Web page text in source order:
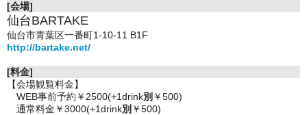
[会場]
仙台BARTAKE
仙台市青葉区一番町1-10-11 B1F
http://bartake.net/
[料金]
【会場観覧料金】
WEB事前予約￥2500(+1drink別 ￥500)
通常料金￥3000(+1drink別 ￥500)